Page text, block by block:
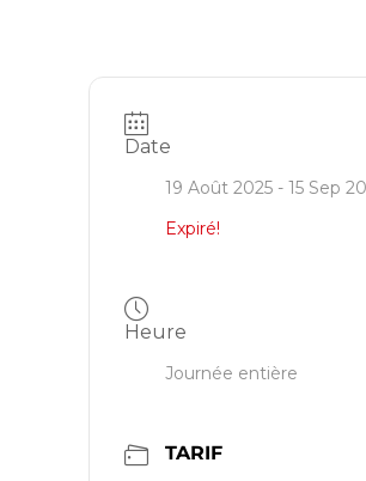
Date
19 Août 2025 - 15 Sep
Expiré!
Heure
Journée entière
TARIF